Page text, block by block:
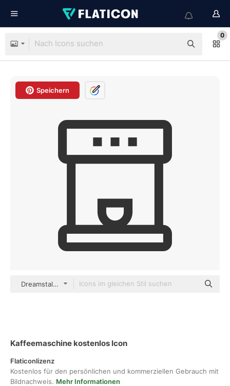
0
Speichern
Dreamstale Lineal
Kaffeemaschine kostenlos Icon
Flaticonlizenz
Kostenlos für den persönlichen und kommerziellen Gebrauch mit
Bildnachweis. Mehr Informationen